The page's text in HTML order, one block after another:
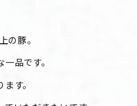
の豚。
品です。
す。